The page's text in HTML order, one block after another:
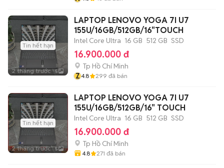
Tin hết hạn
2 tháng trước 5
LAPTOP LENOVO YOGA 7I U7
155U/16GB/512GB/16"TOUCH
Intel Core Ultra 16 GB 512 GB SSD
16.900.000 đ
Tp Hồ Chí Minh
Z4.8 299 đã bán
Tin hết hạn
2 tháng trước 5
LAPTOP LENOVO YOGA 7I U7
155U/16GB/512GB/16" TOUCH
Intel Core Ultra 16 GB 512 GB SSD
16.900.000 đ
Tp Hồ Chí Minh
4.8 271 đã bán